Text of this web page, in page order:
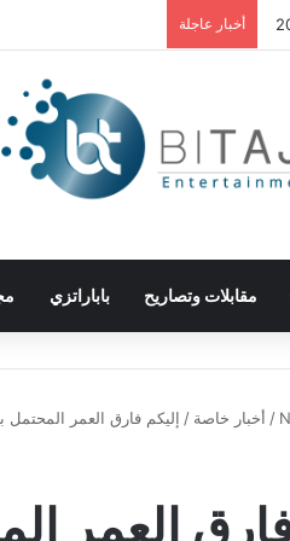
أخبار عاجلة
مقابلات وتصاريح باباراتزي
/ أخبار خاصة / إليكم فارق العمر المحتمل
العمر